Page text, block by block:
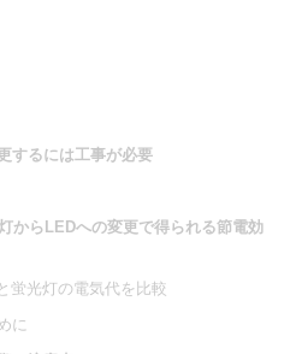
するには工事が必要
からLEDへの変更で得られる節電効
蛍光灯の電気代を比較
に